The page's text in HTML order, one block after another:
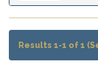
Results 1-1 of 1